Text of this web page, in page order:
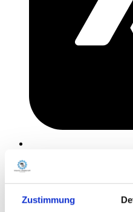
Zustimmung